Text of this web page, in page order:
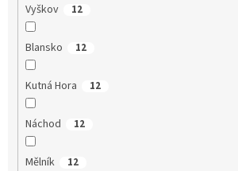
Vyškov 12
Blansko 12
Kutná Hora 12
Náchod 12
Mělník 12